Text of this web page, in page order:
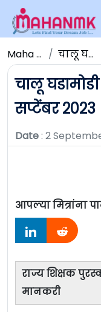
Maha NMK चालू घडामोडी
चालू
सप्टेंबर 2023
Date: 2
आपल्या मित्रांना
राज्य शिक्षक
मानकरी